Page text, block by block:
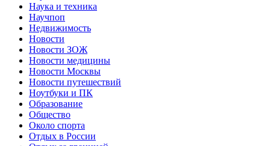
Наука и техника
Научпоп
Недвижимость
Новости
Новости ЗОЖ
Новости медицины
Новости Москвы
Новости путешествий
Ноутбуки и ПК
Образование
Общество
Около спорта
Отдых в России